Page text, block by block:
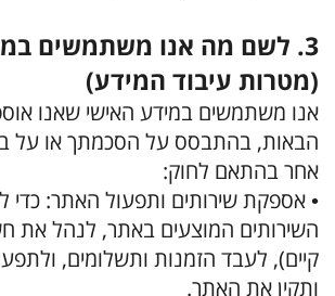
3. לשם מה אנו משתמשים
(מטרות עיבוד המידע)
אנו משתמשים במידע האישי שאנו
הבאות, בהתבסס על הסכמתך או על
אחר בהתאם לחוק:
• אספקת שירותים ותפעול האתר:
השירותים המוצעים באתר, לנהל את
קיים), לעבד הזמנות ותשלומים,
ותקין את האתר.